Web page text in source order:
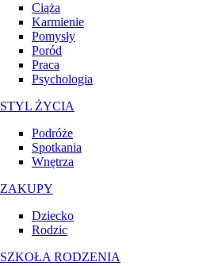
Ciąża
Karmienie
Pomysły
Poród
Praca
Psychologia
STYL ŻYCIA
Podróże
Spotkania
Wnętrza
ZAKUPY
Dziecko
Rodzic
SZKOŁA RODZENIA